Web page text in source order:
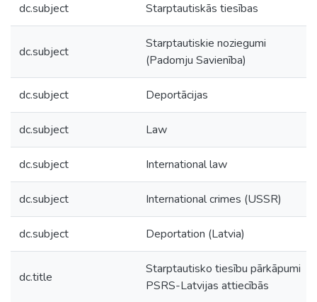
dc.subject Starptautiskās tiesības
dc.subject
Starptautiskie noziegumi
(Padomju Savienība)
dc.subject Deportācijas
dc.subject Law
dc.subject International law
dc.subject International crimes (USSR)
dc.subject Deportation (Latvia)
dc.title
Starptautisko tiesību pārkāpumi
PSRS-Latvijas attiecībās